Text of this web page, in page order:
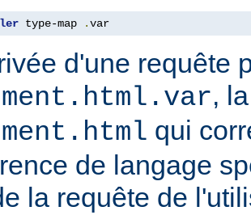
type-map .var
d'une requête
,
qui
de langage
la requête de